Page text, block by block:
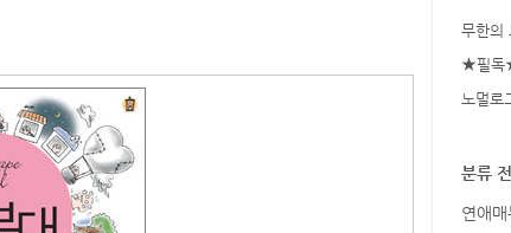
무한의
★필독
노멀로
분류
연애